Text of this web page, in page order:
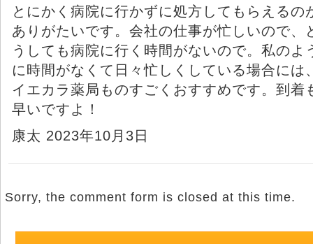
とにかく病院に行かずに処方してもらえるの
ありがたいです。会社の仕事が忙しいので、
うしても病院に行く時間がないので。私のよ
に時間がなくて日々忙しくしている場合には
イエカラ薬局ものすごくおすすめです。到着
早いですよ！
康太 2023年10月3日
Sorry, the comment form is closed at this time.